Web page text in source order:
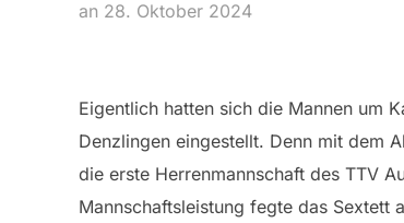
an Veröffentlicht
28. Oktober 2024
Eigentlich hatten sich die Mannen um
Denzlingen eingestellt. Denn mit dem
die erste Herrenmannschaft des TTV
Mannschaftsleistung fegte das Sextett